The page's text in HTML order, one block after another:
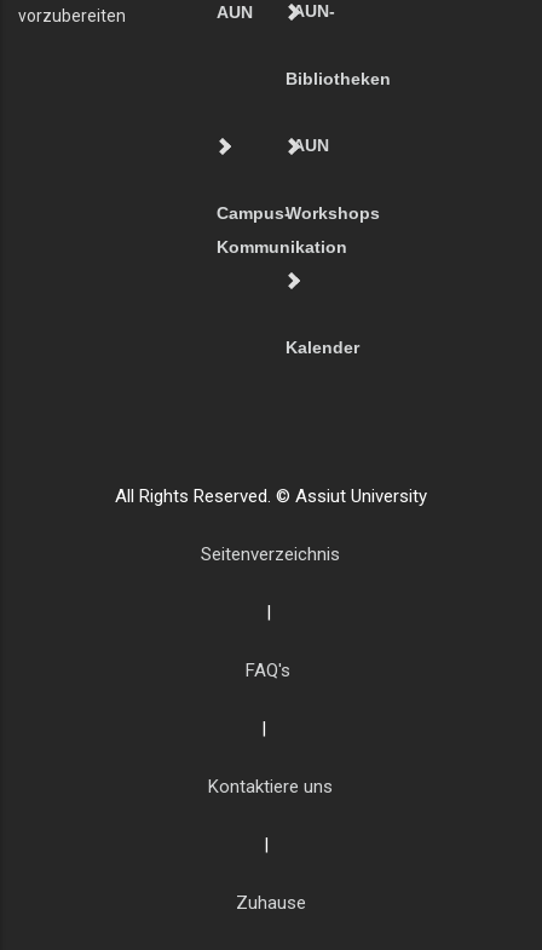
vorzubereiten
AUN
AUN-
Bibliotheken
Campus-
Kommunikation
AUN
Workshops
Kalender
All Rights Reserved. © Assiut University
Seitenverzeichnis
|
FAQ's
|
Kontaktiere uns
|
Zuhause